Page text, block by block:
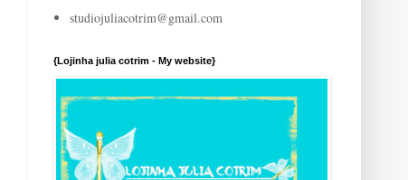
studiojuliacotrim@gmail.com
{Lojinha julia cotrim - My website}